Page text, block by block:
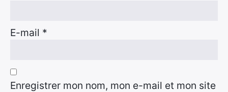
E-mail *
Enregistrer mon nom, mon e-mail et mon site